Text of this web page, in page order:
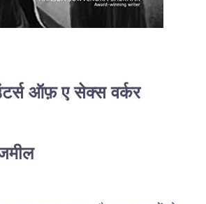
ऑफ़ ए सेक्स वर्कर